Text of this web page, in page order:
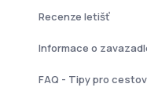
Recenze letišť
Informace o
FAQ - Tipy pro